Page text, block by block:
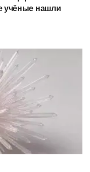
учёные нашли